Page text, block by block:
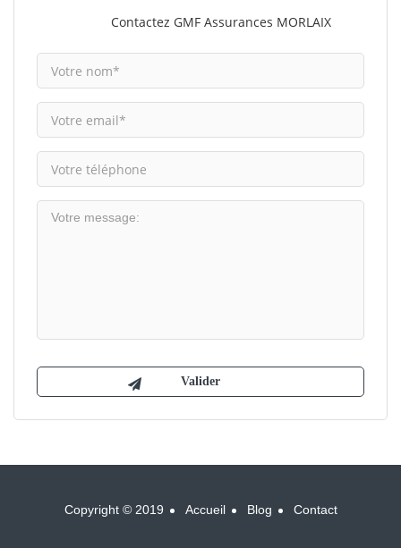
Contactez GMF Assurances MORLAIX
Copyright © 2019 Accueil Blog Contact